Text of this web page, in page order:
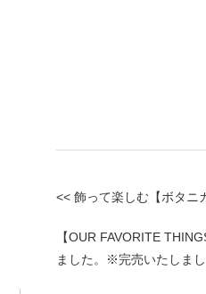
<< 飾って楽しむ【ボタニ
【OUR FAVORITE
ました。※完売いたしま